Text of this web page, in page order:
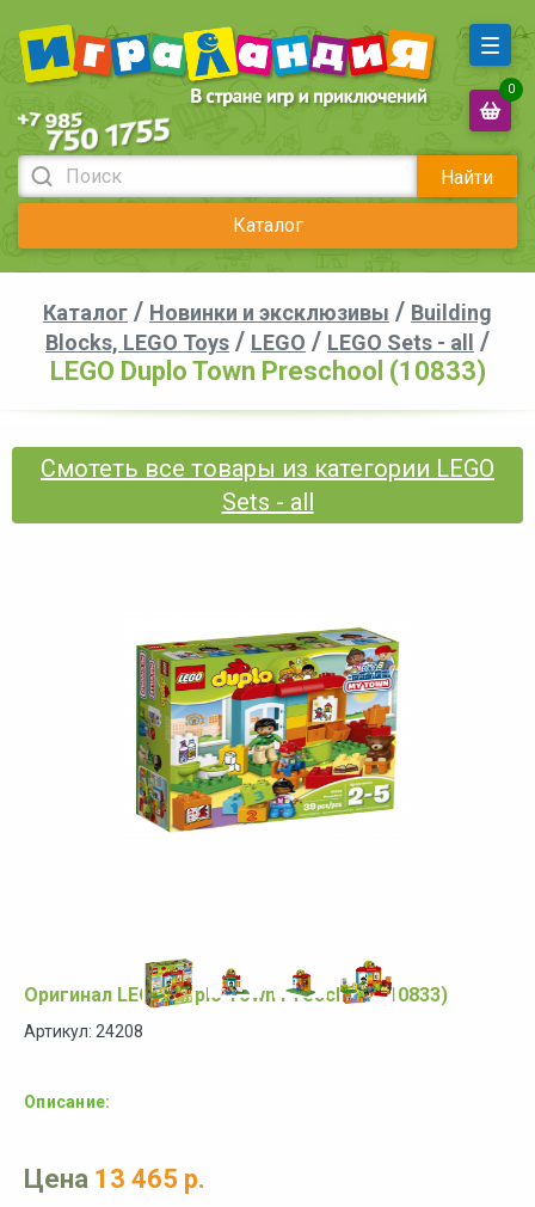
Найти
Каталог
0
Каталог / Новинки и эксклюзивы / Building
Blocks, LEGO Toys / LEGO / LEGO Sets - all
/
LEGO Duplo Town Preschool (10833)
Смотеть все товары из категории LEGO
Sets - all
Оригинал LEGO Duplo Town Preschool (10833)
Артикул: 24208
Описание:
Цена 13 465 р.